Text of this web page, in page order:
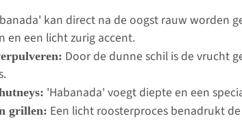
kan direct na de oogst rauw worden
en een licht zurig accent.
Door de dunne schil is de vrucht
'Habanada' voegt diepte en een
grillen: Een licht roosterproces benadrukt